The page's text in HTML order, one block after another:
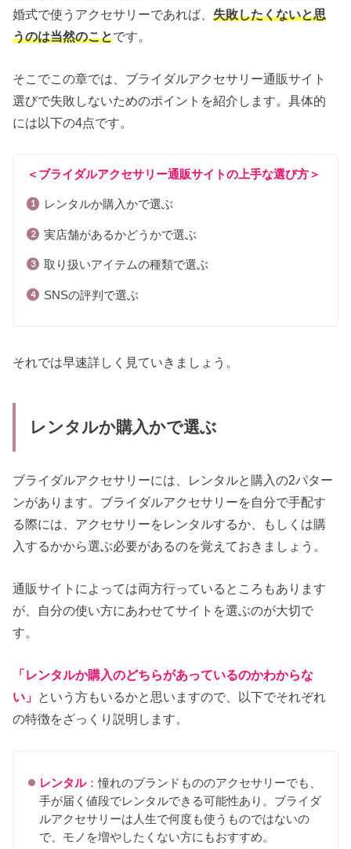
婚式で使うアクセサリーであれば、失敗したくないと思
うのは当然のことです。
そこでこの章では、ブライダルアクセサリー通販サイト
選びで失敗しないためのポイントを紹介します。具体的
には以下の4点です。
＜ブライダルアクセサリー通販サイトの上手な選び方＞
レンタルか購入かで選ぶ
実店舗があるかどうかで選ぶ
取り扱いアイテムの種類で選ぶ
SNSの評判で選ぶ
それでは早速詳しく見ていきましょう。
レンタルか購入かで選ぶ
ブライダルアクセサリーには、レンタルと購入の2パター
ンがあります。ブライダルアクセサリーを自分で手配す
る際には、アクセサリーをレンタルするか、もしくは購
入するかから選ぶ必要があるのを覚えておきましょう。
通販サイトによっては両方行っているところもあります
が、自分の使い方にあわせてサイトを選ぶのが大切で
す。
「レンタルか購入のどちらがあっているのかわからな
い」 という方もいるかと思いますので、以下でそれぞれ
の特徴をざっくり説明します。
レンタル：憧れのブランドもののアクセサリーでも、
手が届く値段でレンタルできる可能性あり。ブライダ
ルアクセサリーは人生で何度も使うものではないの
で、モノを増やしたくない方にもおすすめ。